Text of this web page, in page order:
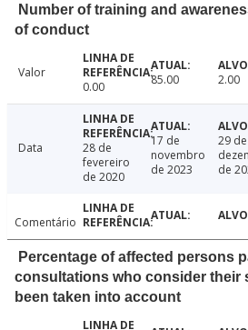
Number of training and
of conduct
Valor
0.00
85.00 2.00
Data
28 de
fevereiro
de 2020
17 de
novembro
de 2023
29 de
de
Comentário
Percentage of affected persons
consultations who consider their
been taken into account